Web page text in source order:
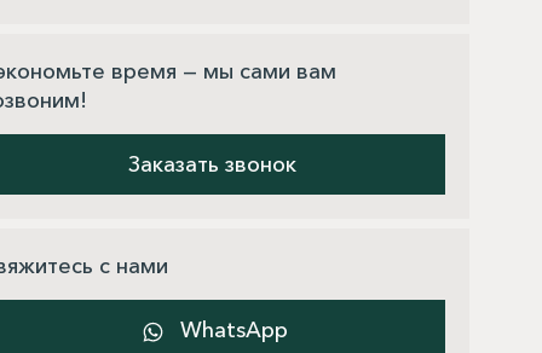
время — мы сами вам
Заказать звонок
с нами
WhatsApp